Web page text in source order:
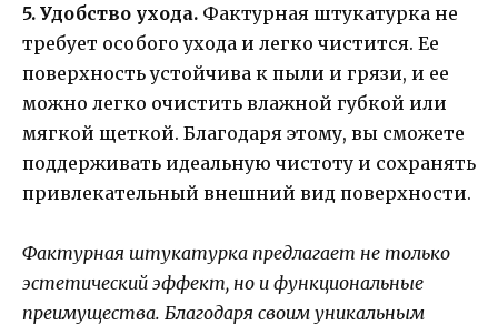
5. Удобство ухода. Фактурная штукатурка не
требует особого ухода и легко чистится. Ее
поверхность устойчива к пыли и грязи, и ее
можно легко очистить влажной губкой или
мягкой щеткой. Благодаря этому, вы сможете
поддерживать идеальную чистоту и сохранять
привлекательный внешний вид поверхности.
Фактурная штукатурка предлагает не только
эстетический эффект, но и функциональные
преимущества. Благодаря своим уникальным